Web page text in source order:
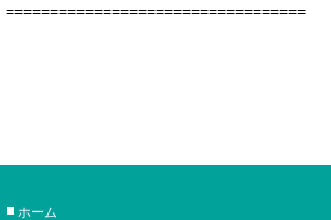
==================================
ホーム